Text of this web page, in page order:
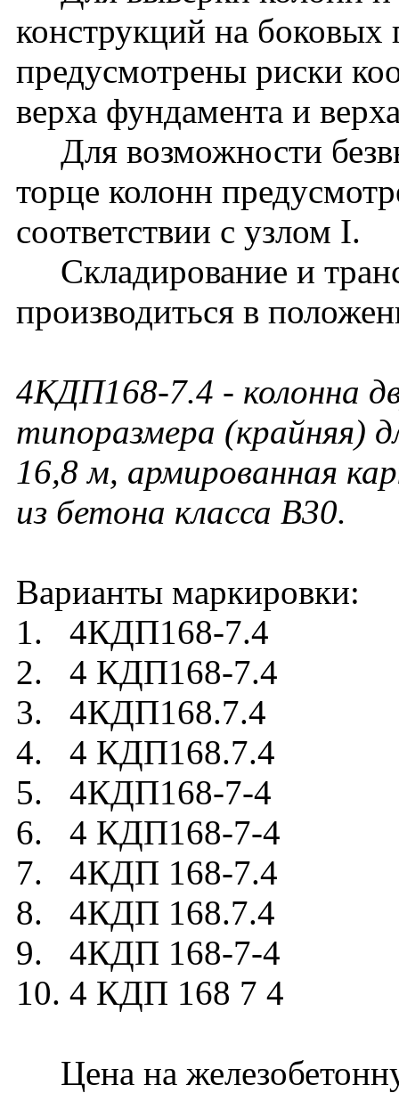
конструкций на боковых
предусмотрены риски
верха фундамента и
Для возможности
торце колонн
соответствии с узлом I.
Складирование и
производиться в
4КДП168-7.4 - колонна
типоразмера (крайняя)
16,8 м, армированная
из бетона класса В30.
Варианты маркировки:
1. 4КДП168-7.4
2. 4 КДП168-7.4
3. 4КДП168.7.4
4. 4 КДП168.7.4
5. 4КДП168-7-4
6. 4 КДП168-7-4
7. 4КДП 168-7.4
8. 4КДП 168.7.4
9. 4КДП 168-7-4
10. 4 КДП 168 7 4
Цена на